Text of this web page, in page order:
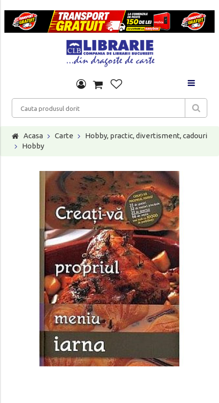
Acasa Carte
Hobby, practic, divertisment, cadouri
Hobby